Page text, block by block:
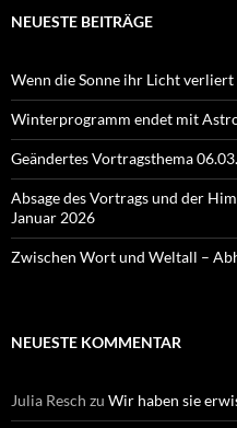
NEUESTE BEITRÄGE
Wenn die Sonne ihr Licht verliert
Winterprogramm endet mit
Geändertes Vortragsthema
Absage des Vortrags und der
Januar 2026
Zwischen Wort und Weltall –
NEUESTE KOMMENTAR
Julia Resch zu Wir haben sie